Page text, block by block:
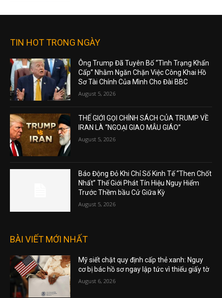
TIN HOT TRONG NGÀY
Ông Trump Đã Tuyên Bố “Tình Trạng Khẩn
Cấp” Nhằm Ngăn Chặn Việc Công Khai Hồ
Sơ Tài Chính Của Mình Cho Đài BBC
August 5, 2026
THẾ GIỚI GỌI CHÍNH SÁCH CỦA TRUMP VỀ
IRAN LÀ “NGOẠI GIAO MẪU GIÁO”
August 5, 2026
Báo Động Đỏ Khi Chỉ Số Kinh Tế “Then Chốt
Nhất” Thế Giới Phát Tín Hiệu Nguy Hiểm
Trước Thềm bầu Cử Giữa Kỳ
August 5, 2026
BÀI VIẾT MỚI NHẤT
Mỹ siết chặt quy định cấp thẻ xanh: Nguy
cơ bị bác hồ sơ ngay lập tức vì thiếu giấy tờ
August 6, 2026